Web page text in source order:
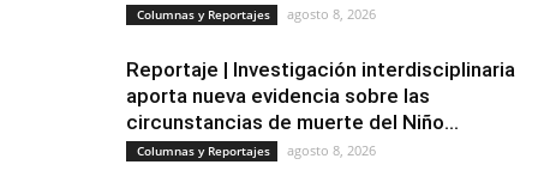
Columnas y Reportajes agosto 8, 2026
Reportaje | Investigación interdisciplinaria
aporta nueva evidencia sobre las
circunstancias de muerte del Niño...
Columnas y Reportajes agosto 8, 2026